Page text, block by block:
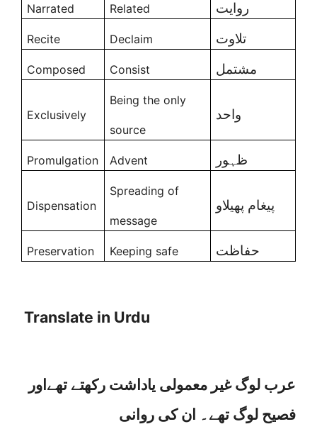
Narrated Related روایت
Recite Declaim تلاوت
Composed Consist مشتمل
Exclusively
Being the only
source
واحد
Promulgation Advent ظہور
Dispensation
Spreading of
message
پیغام پھیلاو
Preservation Keeping safe حفاظت
Translate in Urdu
عرب لوگ غیر معمولی یاداشت رکھتے تھےاور
فصیح لوگ تھے۔ ان کی روانی